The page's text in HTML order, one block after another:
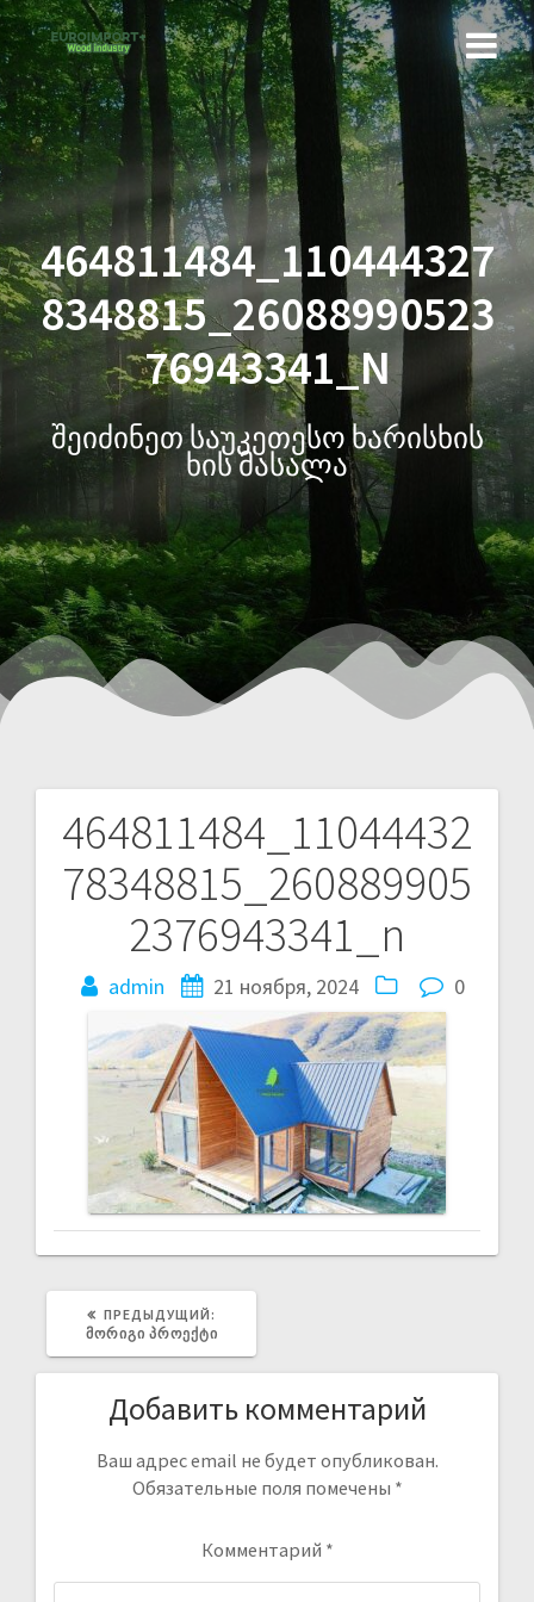
464811484_110444327
8348815_26088990523
76943341_N
შეიძინეთ საუკეთესო ხარისხის
ხის მასალა
464811484_11044432
78348815_260889905
2376943341_n
admin 21 ноября, 2024 0
ПРЕДЫДУЩИЙ:
ᲛᲝᲠᲘᲒᲘ ᲞᲠᲝᲔᲥᲢᲘ
Добавить комментарий
Ваш адрес email не будет опубликован.
Обязательные поля помечены *
Комментарий *